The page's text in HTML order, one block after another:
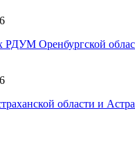
РДУМ Оренбургской
области и